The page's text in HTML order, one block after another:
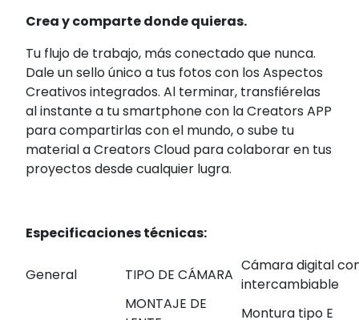
Crea y comparte donde quieras.
Tu flujo de trabajo, más conectado que nunca.
Dale un sello único a tus fotos con los Aspectos
Creativos integrados. Al terminar, transfiérelas
al instante a tu smartphone con la Creators APP
para compartirlas con el mundo, o sube tu
material a Creators Cloud para colaborar en tus
proyectos desde cualquier lugra.
Especificaciones técnicas:
General TIPO DE CÁMARA
Cámara digital
intercambiable
MONTAJE DE
Montura tipo E